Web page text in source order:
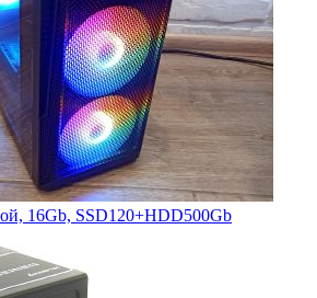
16Gb, SSD120+HDD500Gb